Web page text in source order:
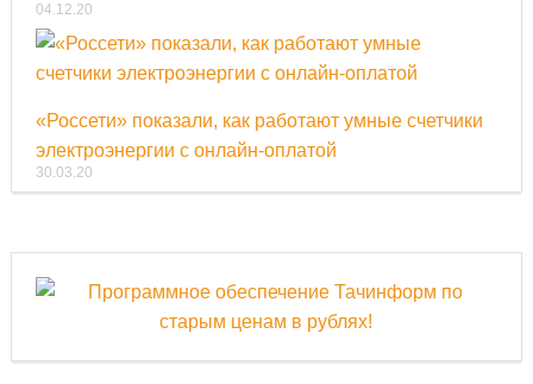
04.12.20
«Россети» показали, как работают умные счетчики
электроэнергии с онлайн-оплатой
30.03.20